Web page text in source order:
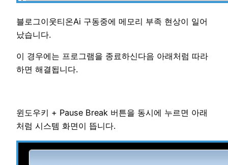
블로그이웃티온Ai 구동중에 메모리 부족 현상이 일어
났습니다.
이 경우에는 프로그램을 종료하신다음 아래처럼 따라
하면 해결됩니다.
윈도우키 + Pause Break 버튼을 동시에 누르면 아래
처럼 시스템 화면이 뜹니다.